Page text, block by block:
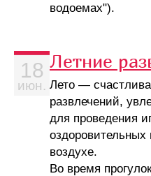
водоемах").
18
июн.
Летние
Лето —
развлечений,
для проведения
воздухе.
Во время